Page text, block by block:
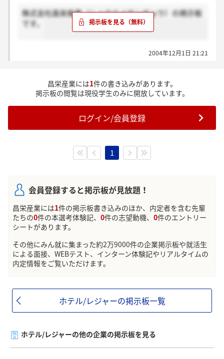
株式会社昌栄産業（ショウエイサンギョウ）の掲示板
です。
2004年12月1日 21:21
昌栄産業には1件の書き込みがあります。
掲示板の閲覧は現役学生のみに開放しています。
ログイン/会員登録
1
会員登録すると掲示板が見放題！
昌栄産業には1件の掲示板書き込みのほか、内定者を含む先輩
たちの0件の本選考体験記、 0件の志望動機、 0件のエントリー
シートがあります。
その他にみん就に集まった約2万9000件の企業掲示板や就活生
による面接、WEBテスト、インターン体験記やリアルタイムの
内定情報をご覧いただけます。
ホテル/レジャーの掲示板一覧
ホテル/レジャーの他の企業の掲示板を見る